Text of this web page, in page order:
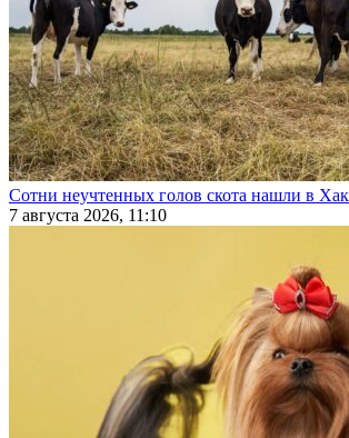
Сотни неучтенных голов скота нашли в
7 августа 2026, 11:10